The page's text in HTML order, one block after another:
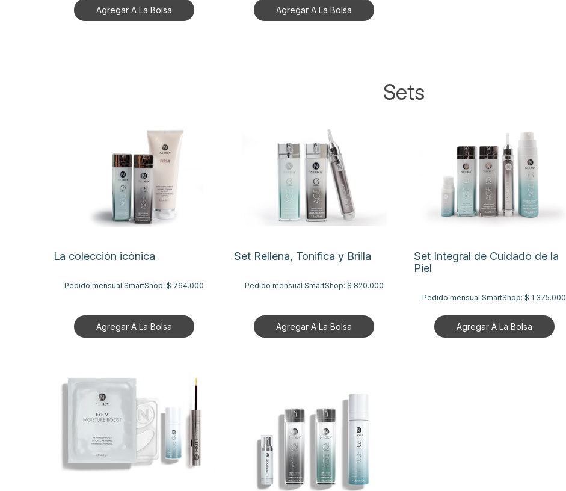
Agregar A La Bolsa Agregar A La Bolsa
Sets
La colección icónica
Pedido mensual SmartShop: $ 764.000
Agregar A La Bolsa
Set Rellena, Tonifica y Brilla
Pedido mensual SmartShop: $ 820.000
Agregar A La Bolsa
Set Integral de Cuidado de la
Piel
Pedido mensual SmartShop:$ 1.375.000
Agregar A La Bolsa